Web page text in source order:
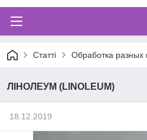
Статті Обработка разных
ЛІНОЛЕУМ (LINOLEUM)
18.12.2019